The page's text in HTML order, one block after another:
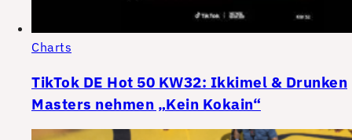
Charts
TikTok DE Hot 50 KW32: Ikkimel & Drunken
Masters nehmen „Kein Kokain“